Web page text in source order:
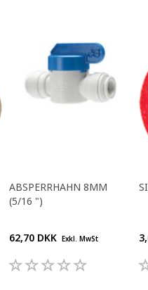
ABSPERRHAHN 8MM
(5/16 ")
62,70 DKK Exkl. MwSt